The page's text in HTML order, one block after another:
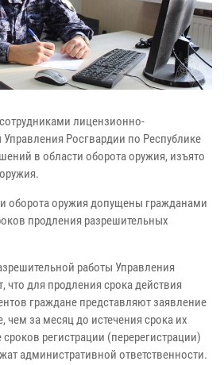
лицензионно-
Росгвардии по Республике
в области оборота оружия, изъято
оборота оружия допущены гражданами
продления разрешительных
работы Управления
что для продления срока действия
граждане представляют заявление
чем за месяц до истечения срока их
регистрации (перерегистрации)
административной ответственности.